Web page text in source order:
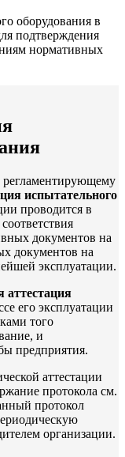
оборудования в
подтверждения
нормативных
испытательного
проводится в
документов на
документов на
эксплуатации.
аттестация
его эксплуатации
того
и
предприятия.
аттестации
протокола см.
протокол
организации.